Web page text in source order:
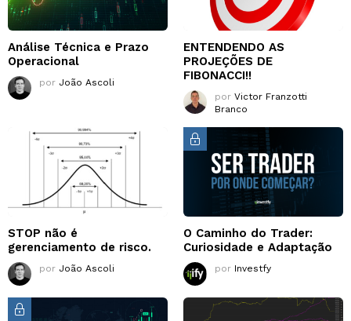
Análise Técnica e Prazo
Operacional
por João Ascoli
ENTENDENDO AS
PROJEÇÕES DE
FIBONACCI!!
por Victor Franzotti
Branco
STOP não é
gerenciamento de risco.
por João Ascoli
O Caminho do Trader:
Curiosidade e Adaptação
por Investfy